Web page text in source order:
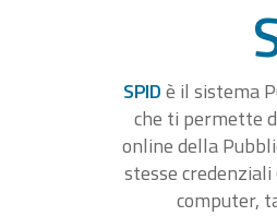
SPIDè il sistema
che ti permette
online della
stesse
computer,